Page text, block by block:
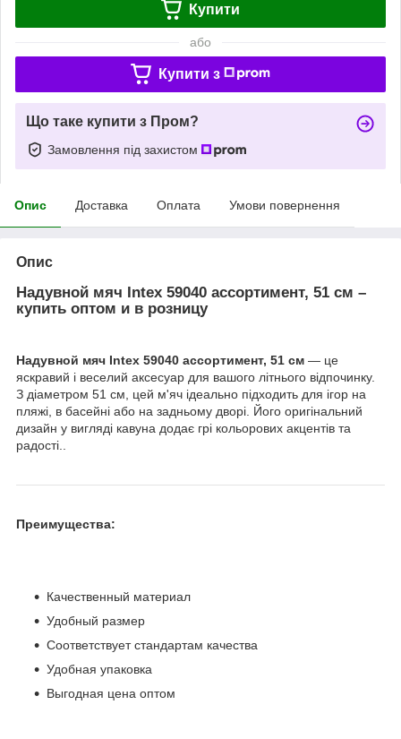
Купити
або
Купити з
Що таке купити з Пром?
Замовлення під захистом
Опис Доставка Оплата Умови повернення
Опис
Надувной мяч Intex 59040 ассортимент, 51 см –
купить оптом и в розницу
Надувной мяч Intex 59040 ассортимент, 51 см — це
яскравий і веселий аксесуар для вашого літнього відпочинку.
З діаметром 51 см, цей м'яч ідеально підходить для ігор на
пляжі, в басейні або на задньому дворі. Його оригінальний
дизайн у вигляді кавуна додає грі кольорових акцентів та
радості..
Преимущества:
Качественный материал
Удобный размер
Соответствует стандартам качества
Удобная упаковка
Выгодная цена оптом